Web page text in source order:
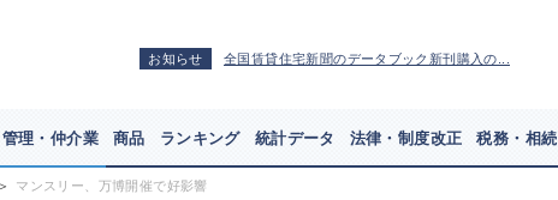
お知らせ 全国賃貸住宅新聞のデータブック新刊購入の...
管理・仲介業 商品 ランキング 統計データ 法律・制度改正 税務・相続
＞ マンスリー、万博開催で好影響